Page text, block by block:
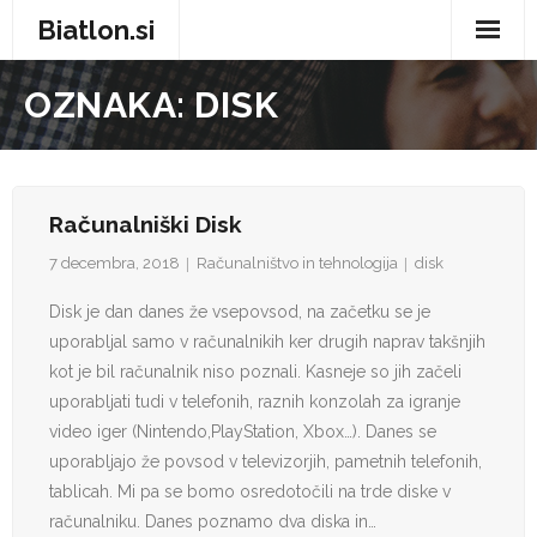
Biatlon.si
Domov
Zdravje in nega
Vse za dom
Zabava in prosti čas
Avtomobilizem
Moda
OZNAKA:DISK
Računalniški Disk
7 decembra, 2018 Računalništvo in tehnologija disk
Disk je dan danes že vsepovsod, na začetku se je
uporabljal samo v računalnikih ker drugih naprav takšnjih
kot je bil računalnik niso poznali. Kasneje so jih začeli
uporabljati tudi v telefonih, raznih konzolah za igranje
video iger (Nintendo,PlayStation, Xbox…). Danes se
uporabljajo že povsod v televizorjih, pametnih telefonih,
tablicah. Mi pa se bomo osredotočili na trde diske v
računalniku. Danes poznamo dva diska in…